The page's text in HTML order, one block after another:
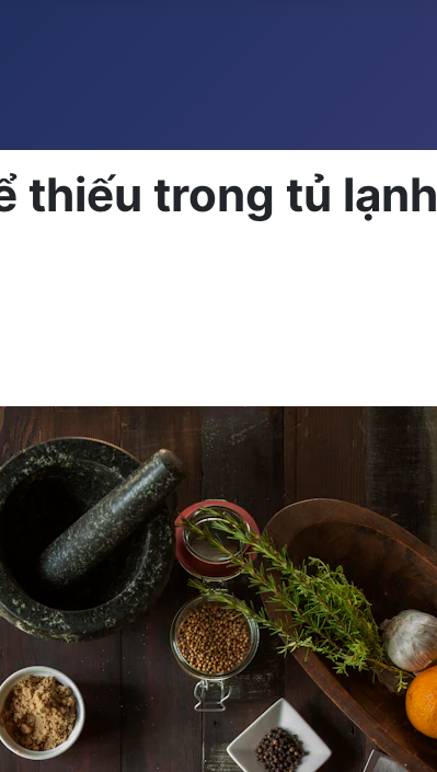
thiếu trong tủ lạnh